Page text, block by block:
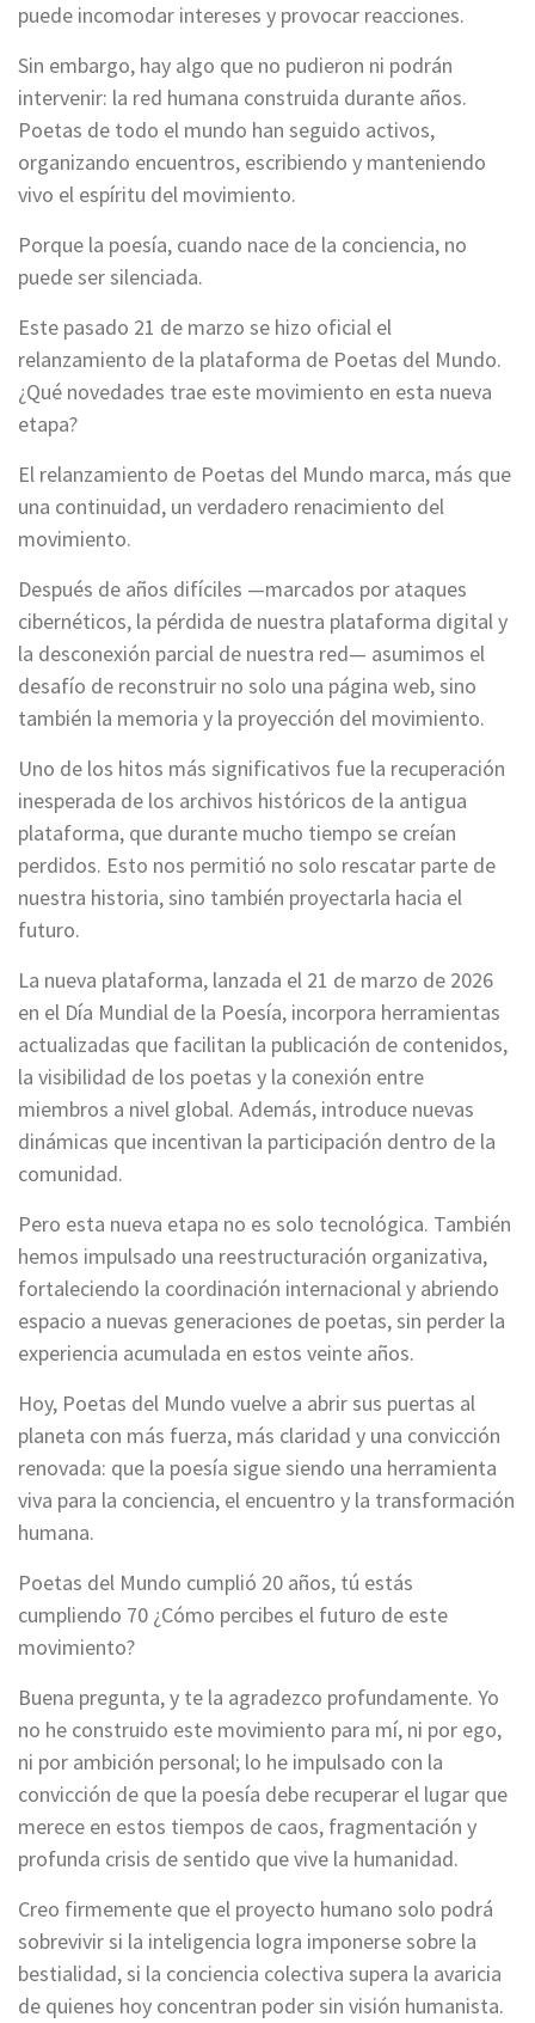
puede incomodar intereses y provocar reacciones.
Sin embargo, hay algo que no pudieron ni podrán
intervenir: la red humana construida durante años.
Poetas de todo el mundo han seguido activos,
organizando encuentros, escribiendo y manteniendo
vivo el espíritu del movimiento.
Porque la poesía, cuando nace de la conciencia, no
puede ser silenciada.
Este pasado 21 de marzo se hizo oficial el
relanzamiento de la plataforma de Poetas del Mundo.
¿Qué novedades trae este movimiento en esta nueva
etapa?
El relanzamiento de Poetas del Mundo marca, más que
una continuidad, un verdadero renacimiento del
movimiento.
Después de años difíciles —marcados por ataques
cibernéticos, la pérdida de nuestra plataforma digital y
la desconexión parcial de nuestra red— asumimos el
desafío de reconstruir no solo una página web, sino
también la memoria y la proyección del movimiento.
Uno de los hitos más significativos fue la recuperación
inesperada de los archivos históricos de la antigua
plataforma, que durante mucho tiempo se creían
perdidos. Esto nos permitió no solo rescatar parte de
nuestra historia, sino también proyectarla hacia el
futuro.
La nueva plataforma, lanzada el 21 de marzo de 2026
en el Día Mundial de la Poesía, incorpora herramientas
actualizadas que facilitan la publicación de contenidos,
la visibilidad de los poetas y la conexión entre
miembros a nivel global. Además, introduce nuevas
dinámicas que incentivan la participación dentro de la
comunidad.
Pero esta nueva etapa no es solo tecnológica. También
hemos impulsado una reestructuración organizativa,
fortaleciendo la coordinación internacional y abriendo
espacio a nuevas generaciones de poetas, sin perder la
experiencia acumulada en estos veinte años.
Hoy, Poetas del Mundo vuelve a abrir sus puertas al
planeta con más fuerza, más claridad y una convicción
renovada: que la poesía sigue siendo una herramienta
viva para la conciencia, el encuentro y la transformación
humana.
Poetas del Mundo cumplió 20 años, tú estás
cumpliendo 70 ¿Cómo percibes el futuro de este
movimiento?
Buena pregunta, y te la agradezco profundamente. Yo
no he construido este movimiento para mí, ni por ego,
ni por ambición personal; lo he impulsado con la
convicción de que la poesía debe recuperar el lugar que
merece en estos tiempos de caos, fragmentación y
profunda crisis de sentido que vive la humanidad.
Creo firmemente que el proyecto humano solo podrá
sobrevivir si la inteligencia logra imponerse sobre la
bestialidad, si la conciencia colectiva supera la avaricia
de quienes hoy concentran poder sin visión humanista.